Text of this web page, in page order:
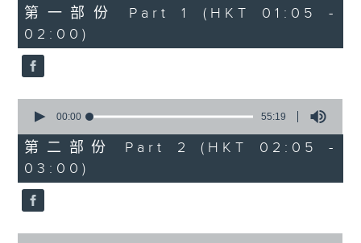
55
minutes,
10
seconds
第一部份 Part 1 (HKT 01:05 -
02:00)
seconds
55
minutes,
19
seconds
00:00 55:19
第二部份 Part 2 (HKT 02:05 -
03:00)